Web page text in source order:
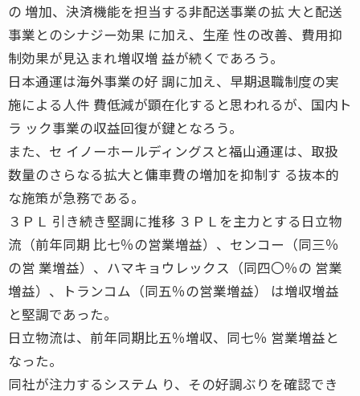
の 増加、決済機能を担当する非配送事業の拡 大と配送
事業とのシナジー効果 に加え、生産 性の改善、費用抑
制効果が見込まれ増収増 益が続くであろう。
日本通運は海外事業の好 調に加え、早期退職制度の実
施による人件 費低減が顕在化すると思われるが、国内ト
ラ ック事業の収益回復が鍵となろう。
また、セ イノーホールディングスと福山通運は、取扱
数量のさらなる拡大と傭車費の増加を抑制す る抜本的
な施策が急務である。
３ＰＬ 引き続き堅調に推移 ３ＰＬを主力とする日立物
流（前年同期 比七％の営業増益）、センコー（同三％
の営 業増益）、ハマキョウレックス（同四〇％の 営業
増益）、トランコム（同五％の営業増益） は増収増益
と堅調であった。
日立物流は、前年同期比五％増収、同七％ 営業増益と
なった。
同社が注力するシステム り、その好調ぶりを確認でき